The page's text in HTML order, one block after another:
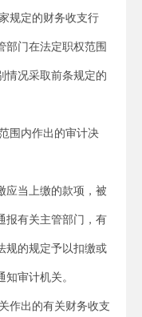
规定的财务收支行
部门在法定职权范围
情况采取前条规定的
围内作出的审计决
应当上缴的款项，被
报有关主管部门，有
规的规定予以扣缴或
审计机关。
作出的有关财务收支